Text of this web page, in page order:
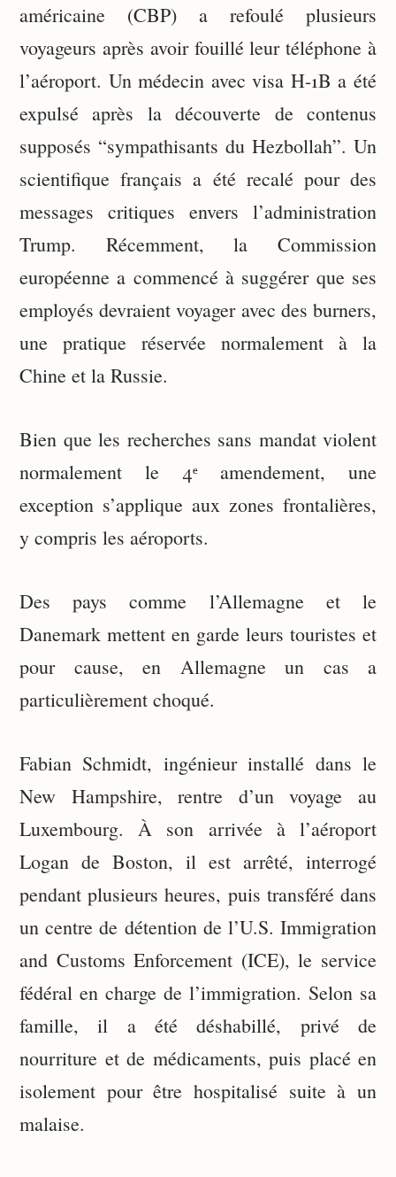
américaine (CBP) a refoulé plusieurs
voyageurs après avoir fouillé leur téléphone à
l’aéroport. Un médecin avec visa H-1B a été
expulsé après la découverte de contenus
supposés “sympathisants du Hezbollah”. Un
scientifique français a été recalé pour des
messages critiques envers l’administration
Trump. Récemment, la Commission
européenne a commencé à suggérer que ses
employés devraient voyager avec des burners,
une pratique réservée normalement à la
Chine et la Russie.
Bien que les recherches sans mandat violent
normalement le 4ᵉ amendement, une
exception s’applique aux zones frontalières,
y compris les aéroports.
Des pays comme l’Allemagne et le
Danemark mettent en garde leurs touristes et
pour cause, en Allemagne un cas a
particulièrement choqué.
Fabian Schmidt, ingénieur installé dans le
New Hampshire, rentre d’un voyage au
Luxembourg. À son arrivée à l’aéroport
Logan de Boston, il est arrêté, interrogé
pendant plusieurs heures, puis transféré dans
un centre de détention de l’U.S. Immigration
and Customs Enforcement (ICE), le service
fédéral en charge de l’immigration. Selon sa
famille, il a été déshabillé, privé de
nourriture et de médicaments, puis placé en
isolement pour être hospitalisé suite à un
malaise.